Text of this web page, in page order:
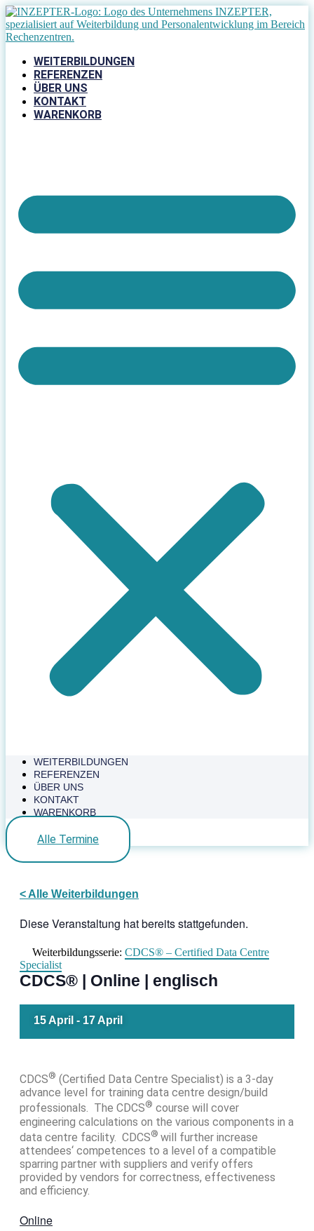
Zum
Inhalt
springen
WEITERBILDUNGEN
REFERENZEN
ÜBER UNS
KONTAKT
WARENKORB
WEITERBILDUNGEN
REFERENZEN
ÜBER UNS
KONTAKT
WARENKORB
Alle Termine
< Alle Weiterbildungen
Diese Veranstaltung hat bereits stattgefunden.
Weiterbildungsserie: CDCS® – Certified Data Centre
Specialist
CDCS® | Online | englisch
15 April - 17 April
CDCS® (Certified Data Centre Specialist) is a 3-day
advance level for training data centre design/build
professionals. The CDCS® course will cover
engineering calculations on the various components in a
data centre facility. CDCS® will further increase
attendees‘ competences to a level of a compatible
sparring partner with suppliers and verify offers
provided by vendors for correctness, effectiveness
and efficiency.
Online